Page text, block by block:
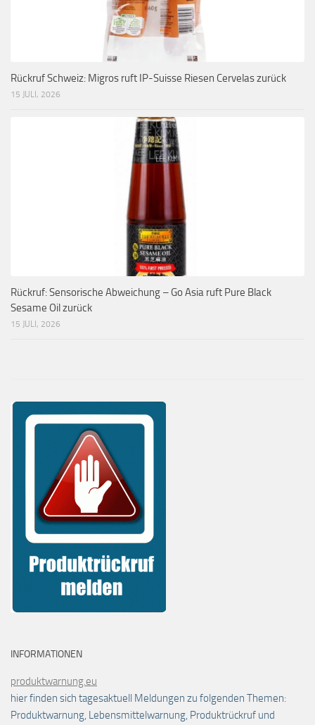
Rückruf Schweiz: Migros ruft IP-Suisse Riesen Cervelas zurück
15 JULI, 2026
Rückruf: Sensorische Abweichung – Go Asia ruft Pure Black
Sesame Oil zurück
15 JULI, 2026
INFORMATIONEN
produktwarnung.eu
hier finden sich tagesaktuell Meldungen zu folgenden Themen:
Produktwarnung, Lebensmittelwarnung, Produktrückruf und